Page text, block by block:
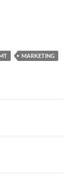
MARKETING